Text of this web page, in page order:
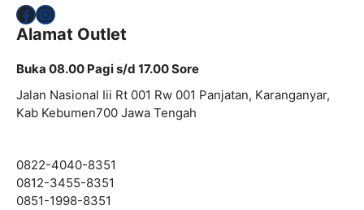
Facebook
Instagram
Alamat Outlet
Buka 08.00 Pagi s/d 17.00 Sore
Jalan Nasional Iii Rt 001 Rw 001 Panjatan, Karanganyar,
Kab Kebumen700 Jawa Tengah
0822-4040-8351
0812-3455-8351
0851-1998-8351